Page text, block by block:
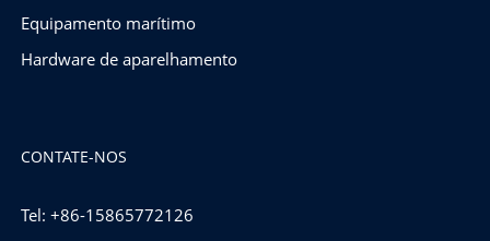
Equipamento marítimo
Hardware de aparelhamento
CONTATE-NOS
Tel: +86-15865772126